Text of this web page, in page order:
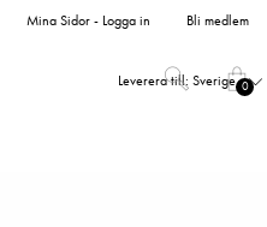
Mina Sidor - Logga in Bli medlem
Leverera till: Sverige 0